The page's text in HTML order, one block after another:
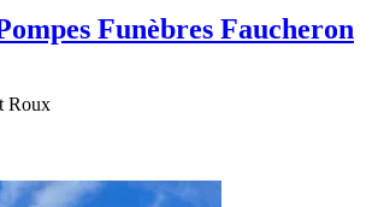
Funèbres Faucheron
Roux